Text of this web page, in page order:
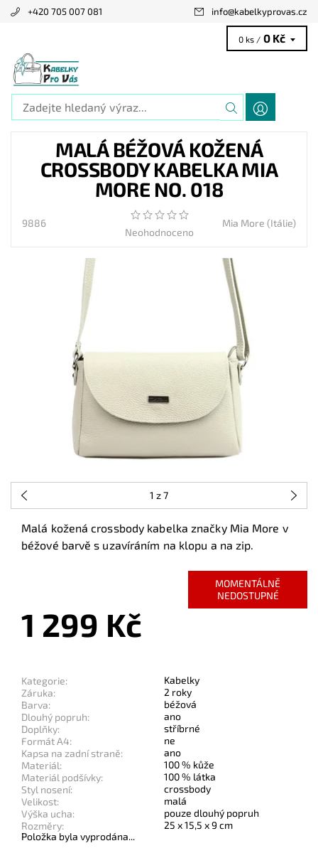
+420 705 007 081 info@kabelkyprovas.cz
0 ks / 0 Kč
MALÁ BÉŽOVÁ KOŽENÁ
CROSSBODY KABELKA MIA
MORE NO. 018
9886
Neohodnoceno
Mia More (Itálie)
1 z 7
Malá kožená crossbody kabelka značky Mia More v
béžové barvě s uzavíráním na klopu a na zip.
MOMENTÁLNĚ
NEDOSTUPNÉ
1 299 Kč
Kategorie:
Kabelky
Záruka:
2 roky
Barva:
béžová
Dlouhý popruh:
ano
Doplňky:
stříbrné
Formát A4:
ne
Kapsa na zadní straně:
ano
Materiál:
100 % kůže
Materiál podšívky:
100 % látka
Styl nosení:
crossbody
Velikost:
malá
Výška ucha:
pouze dlouhý popruh
Rozměry:
25 x 15,5 x 9 cm
Položka byla vyprodána...